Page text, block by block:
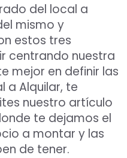
del local a
mismo y
estos tres
centrando nuestra
mejor en definir las
a Alquilar, te
nuestro artículo
te dejamos el
a montar y las
de tener.